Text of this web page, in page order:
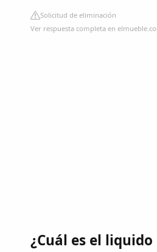
Solicitud de eliminación
Ver respuesta completa en
¿Cuál es el liquido